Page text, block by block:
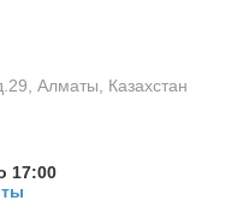
Алматы, Казахстан
17:00